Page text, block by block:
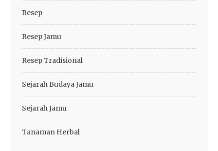
Resep
Resep Jamu
Resep Tradisional
Sejarah Budaya Jamu
Sejarah Jamu
Tanaman Herbal